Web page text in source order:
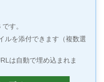
す。
ルを添付できます（複数選
は自動で埋め込まれま